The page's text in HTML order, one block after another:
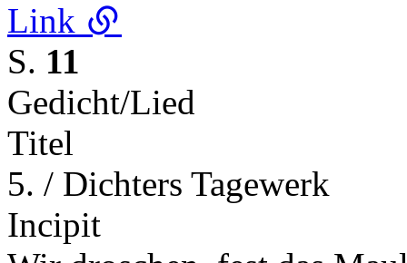
Link
S. 11
Gedicht/Lied
Titel
5. / Dichters Tagewerk
Incipit